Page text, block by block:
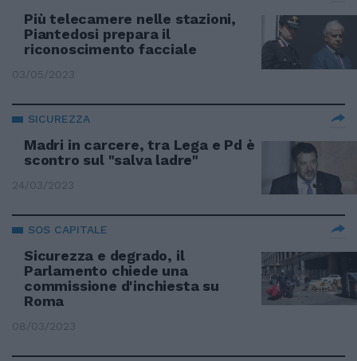
Più telecamere nelle stazioni,
Piantedosi prepara il
riconoscimento facciale
03/05/2023
SICUREZZA
Madri in carcere, tra Lega e Pd è
scontro sul "salva ladre"
24/03/2023
SOS CAPITALE
Sicurezza e degrado, il
Parlamento chiede una
commissione d'inchiesta su
Roma
08/03/2023